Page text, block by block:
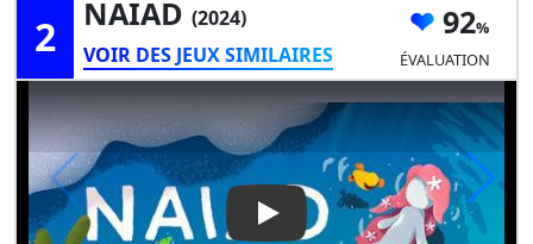
2 NAIAD (2024)
VOIR DES JEUX SIMILAIRES
92
ÉVALUATION
Play Video: NAIAD